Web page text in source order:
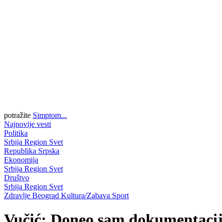
potražite Simptom...
Najnovije vesti
Politika
Srbija Region Svet
Republika Srpska
Ekonomija
Srbija Region Svet
Društvo
Srbija Region Svet
Zdravlje Beograd Kultura/Zabava Sport